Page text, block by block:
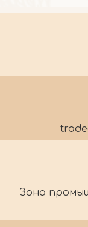
Зона